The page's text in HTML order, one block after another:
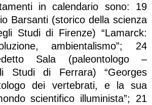
in calendario sono: 19
Barsanti (storico della scienza
Studi di Firenze) “Lamarck:
ambientalismo”; 24
Sala (paleontologo –
Studi di Ferrara) “Georges
dei vertebrati, e la sua
scientifico illuminista”; 21